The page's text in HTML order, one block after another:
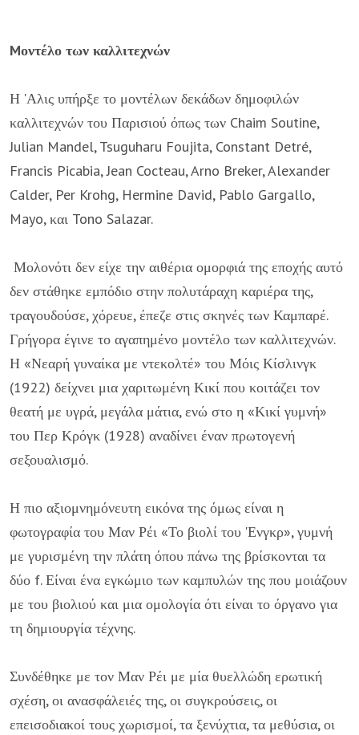
Mοντέλο των καλλιτεχνών
Η 'Αλις υπήρξε το μοντέλων δεκάδων δημοφιλών
καλλιτεχνών του Παρισιού όπως των Chaim Soutine,
Julian Mandel, Tsuguharu Foujita, Constant Detré,
Francis Picabia, Jean Cocteau, Arno Breker, Alexander
Calder, Per Krohg, Hermine David, Pablo Gargallo,
Mayo, και Tono Salazar.
Μολονότι δεν είχε την αιθέρια ομορφιά της εποχής αυτό
δεν στάθηκε εμπόδιο στην πολυτάραχη καριέρα της,
τραγουδούσε, χόρευε, έπεζε στις σκηνές των Καμπαρέ.
Γρήγορα έγινε το αγαπημένο μοντέλο των καλλιτεχνών.
Η «Νεαρή γυναίκα με ντεκολτέ» του Μόις Κίσλινγκ
(1922) δείχνει μια χαριτωμένη Κικί που κοιτάζει τον
θεατή με υγρά, μεγάλα μάτια, ενώ στο η «Κικί γυμνή»
του Περ Κρόγκ (1928) αναδίνει έναν πρωτογενή
σεξουαλισμό.
Η πιο αξιομνημόνευτη εικόνα της όμως είναι η
φωτογραφία του Μαν Ρέι «Το βιολί του 'Ενγκρ», γυμνή
με γυρισμένη την πλάτη όπου πάνω της βρίσκονται τα
δύο f. Είναι ένα εγκώμιο των καμπυλών της που μοιάζουν
με του βιολιού και μια ομολογία ότι είναι το όργανο για
τη δημιουργία τέχνης.
Συνδέθηκε με τον Μαν Ρέι με μία θυελλώδη ερωτική
σχέση, οι ανασφάλειές της, οι συγκρούσεις, οι
επεισοδιακοί τους χωρισμοί, τα ξενύχτια, τα μεθύσια, οι